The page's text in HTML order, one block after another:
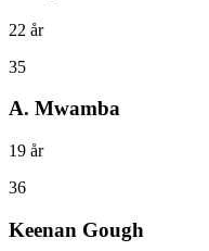
22 år
35
A. Mwamba
19 år
36
Keenan Gough